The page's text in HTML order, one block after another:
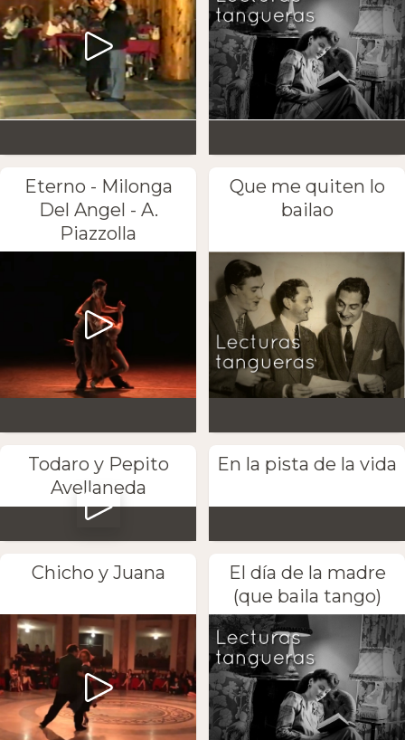
Eterno - Milonga
Del Angel - A.
Piazzolla
Que me quiten lo
bailao
Todaro y Pepito
Avellaneda
En la pista de la vida
Chicho y Juana
El día de la madre
(que baila tango)